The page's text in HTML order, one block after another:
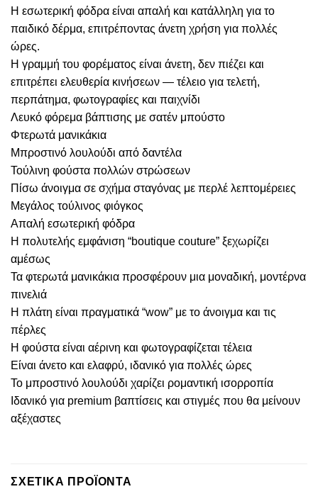
Η εσωτερική φόδρα είναι απαλή και κατάλληλη για το
παιδικό δέρμα, επιτρέποντας άνετη χρήση για πολλές
ώρες.
Η γραμμή του φορέματος είναι άνετη, δεν πιέζει και
επιτρέπει ελευθερία κινήσεων — τέλειο για τελετή,
περπάτημα, φωτογραφίες και παιχνίδι
Λευκό φόρεμα βάπτισης με σατέν μπούστο
Φτερωτά μανικάκια
Μπροστινό λουλούδι από δαντέλα
Τούλινη φούστα πολλών στρώσεων
Πίσω άνοιγμα σε σχήμα σταγόνας με περλέ λεπτομέρειες
Μεγάλος τούλινος φιόγκος
Απαλή εσωτερική φόδρα
Η πολυτελής εμφάνιση “boutique couture” ξεχωρίζει
αμέσως
Τα φτερωτά μανικάκια προσφέρουν μια μοναδική, μοντέρνα
πινελιά
Η πλάτη είναι πραγματικά “wow” με το άνοιγμα και τις
πέρλες
Η φούστα είναι αέρινη και φωτογραφίζεται τέλεια
Είναι άνετο και ελαφρύ, ιδανικό για πολλές ώρες
Το μπροστινό λουλούδι χαρίζει ρομαντική ισορροπία
Ιδανικό για premium βαπτίσεις και στιγμές που θα μείνουν
αξέχαστες
ΣΧΕΤΙΚΑ ΠΡΟΪΟΝΤΑ